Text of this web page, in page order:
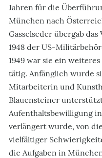
Jahren für die
München nach
Gasselseder übergab
1948 der US-
1949 war sie ein
tätig. Anfänglich wurde
Mitarbeiterin und
Blauensteiner
Aufenthaltsbewilligung
verlängert wurde, von
vielfältiger
die Aufgaben in